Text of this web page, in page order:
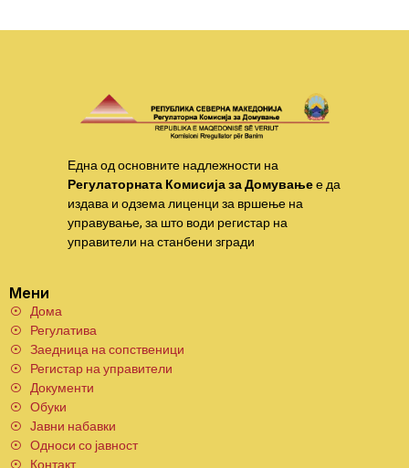
Една од основните надлежности на
Регулаторната Комисија за Домувањее да
издава и одзема лиценци за вршење на
управување, за што води регистар на
управители на станбени згради
Мени
Дома
Регулатива
Заедница на сопственици
Регистар на управители
Документи
Обуки
Јавни набавки
Односи со јавност